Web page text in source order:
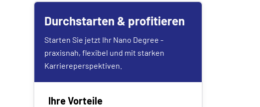
Durchstarten & profitieren
Starten Sie jetzt Ihr Nano Degree -
praxisnah, flexibel und mit starken
Karriereperspektiven.
Ihre Vorteile